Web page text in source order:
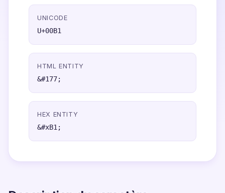
UNICODE
U+00B1
HTML ENTITY
&#177;
HEX ENTITY
&#xB1;